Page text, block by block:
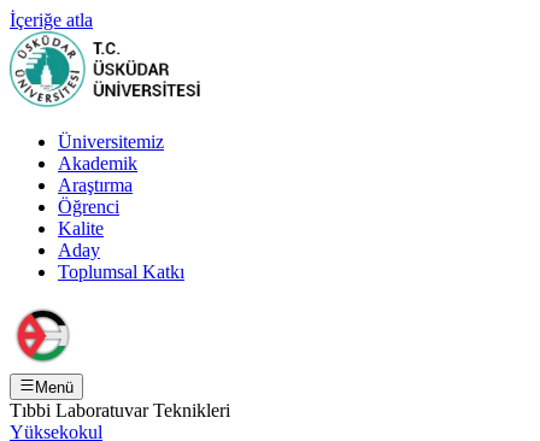
İçeriğe atla
Üniversitemiz
Akademik
Araştırma
Öğrenci
Kalite
Aday
Toplumsal Katkı
Menü
Tıbbi Laboratuvar Teknikleri
Yüksekokul